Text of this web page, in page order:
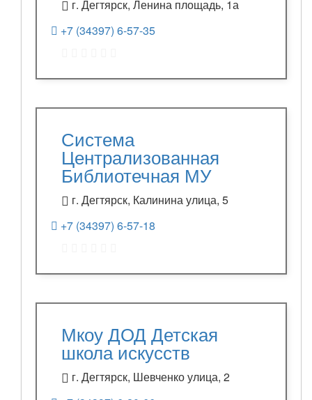
г. Дегтярск, Ленина площадь, 1а
+7 (34397) 6-57-35
Система
Централизованная
Библиотечная МУ
г. Дегтярск, Калинина улица, 5
+7 (34397) 6-57-18
Мкоу ДОД Детская
школа искусств
г. Дегтярск, Шевченко улица, 2